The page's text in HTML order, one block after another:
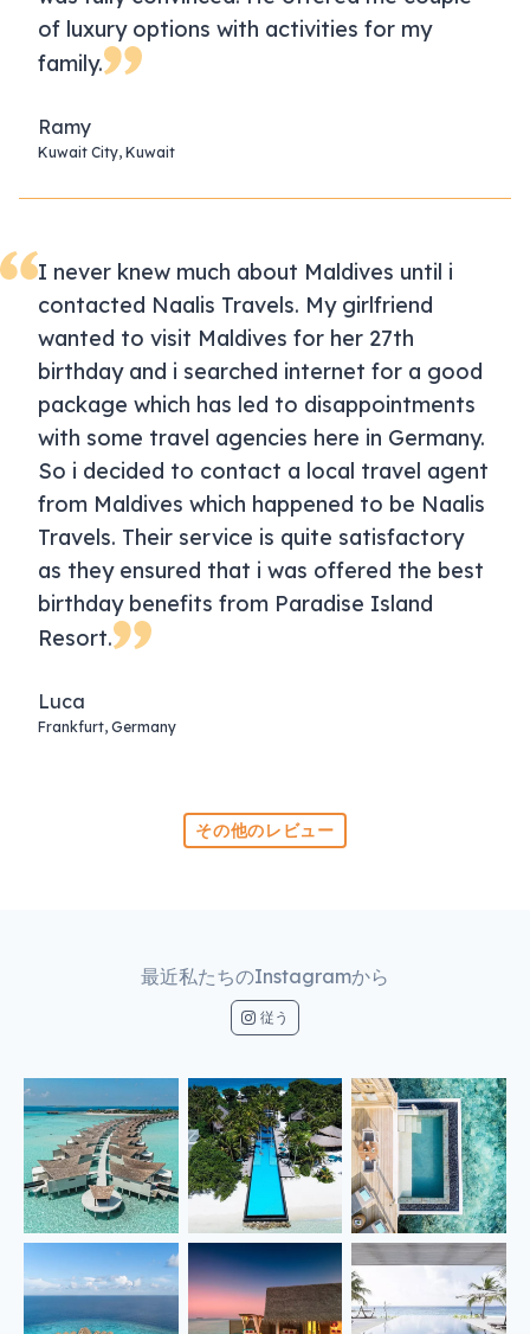
of luxury options with activities for my
family.
Ramy
Kuwait City, Kuwait
I never knew much about Maldives until i
contacted Naalis Travels. My girlfriend
wanted to visit Maldives for her 27th
birthday and i searched internet for a good
package which has led to disappointments
with some travel agencies here in Germany.
So i decided to contact a local travel agent
from Maldives which happened to be Naalis
Travels. Their service is quite satisfactory
as they ensured that i was offered the best
birthday benefits from Paradise Island
Resort.
Luca
Frankfurt, Germany
その他のレビュー
最近私たちのInstagramから
従う